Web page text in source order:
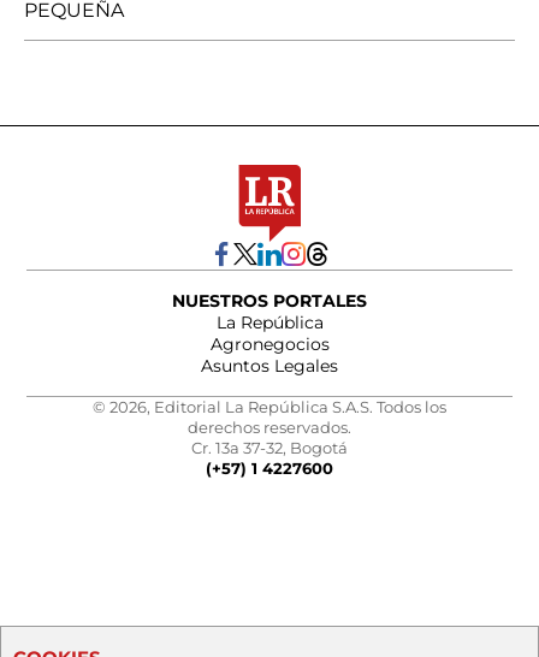
PEQUEÑA
NUESTROS PORTALES
La República
Agronegocios
Asuntos Legales
© 2026, Editorial La República S.A.S. Todos los
derechos reservados.
Cr. 13a 37-32, Bogotá
(+57) 1 4227600